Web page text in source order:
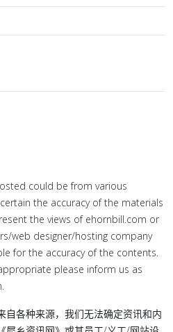
could be from various
the accuracy of the materials
the views of ehornbill.com or
web designer/hosting company
for the accuracy of the contents.
please inform us as
自各种来源，我们无法确定资讯和内